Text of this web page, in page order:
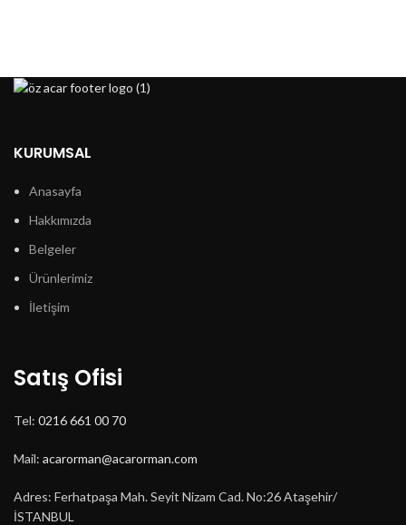
KURUMSAL
Anasayfa
Hakkımızda
Belgeler
Ürünlerimiz
İletişim
Satış Ofisi
Tel: 0216 661 00 70
Mail: acarorman@acarorman.com
Adres: Ferhatpaşa Mah. Seyit Nizam Cad. No:26 Ataşehir/
İSTANBUL